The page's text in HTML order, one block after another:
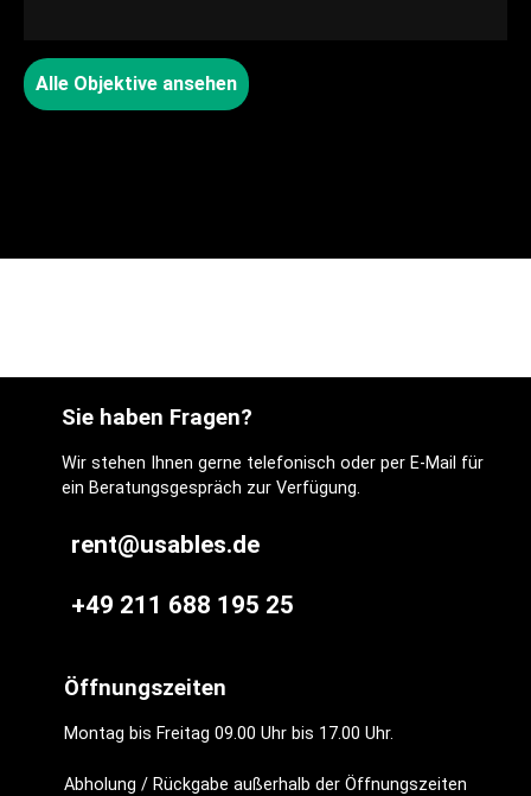
Alle Objektive ansehen
Sie haben Fragen?
Wir stehen Ihnen gerne telefonisch oder per E-Mail für
ein Beratungsgespräch zur Verfügung.
rent@usables.de
+49 211 688 195 25
Öffnungszeiten
Montag bis Freitag 09.00 Uhr bis 17.00 Uhr.
Abholung / Rückgabe außerhalb der Öffnungszeiten